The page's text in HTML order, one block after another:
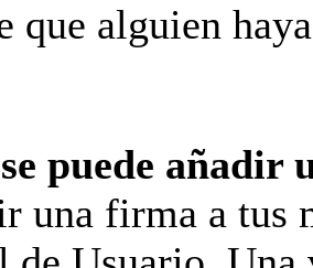
que alguien
puede añadir
una firma a tus